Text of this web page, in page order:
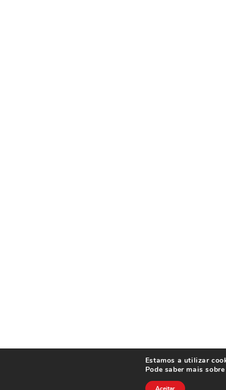
Estamos a utilizar
Pode saber mais